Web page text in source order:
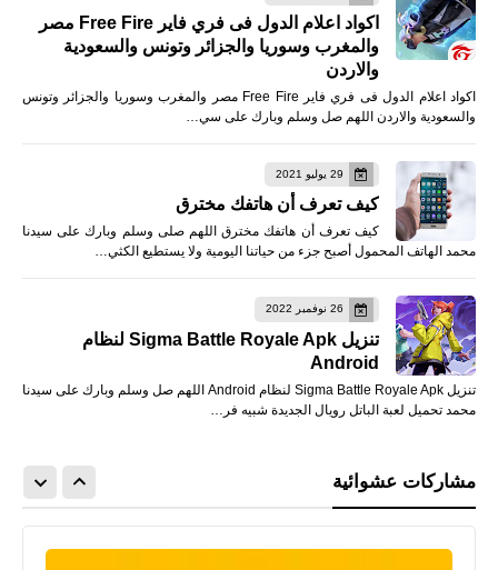
اكواد اعلام الدول فى فري فاير Free Fire مصر
والمغرب وسوريا والجزائر وتونس والسعودية
والاردن
اكواد اعلام الدول فى فري فاير Free Fire مصر والمغرب وسوريا والجزائر وتونس
والسعودية والاردن اللهم صل وسلم وبارك على سي…
29 يوليو 2021
كيف تعرف أن هاتفك مخترق
كيف تعرف أن هاتفك مخترق اللهم صلى وسلم وبارك على سيدنا
محمد الهاتف المحمول أصبح جزء من حياتنا اليومية ولا يستطيع الكثي…
26 نوفمبر 2022
تنزيل Sigma Battle Royale Apk لنظام
Android
تنزيل Sigma Battle Royale Apk لنظام Android اللهم صل وسلم وبارك على سيدنا
محمد تحميل لعبة الباتل رويال الجديدة شبيه فر…
مشاركات عشوائية